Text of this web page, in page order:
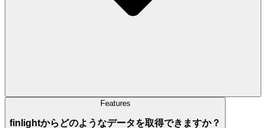
Features
finlightからどのようなデータを取得できますか？